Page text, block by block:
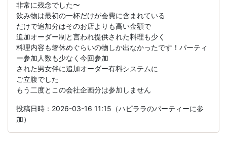
非常に残念でした〜
飲み物は最初の一杯だけが会費に含まれている
だけで追加分はそのお店よりも高い金額で
追加オーダー制と言われ提供された料理も少く
料理内容も箸休めぐらいの物しか出なかったです！パーティ
ー参加人数も少なく今回参加
された男女伴に追加オーダー有料システムに
ご立腹でした
もう二度とこの会社企画分は参加しません
投稿日時：2026-03-16 11:15（ハピララのパーティーに参
加）